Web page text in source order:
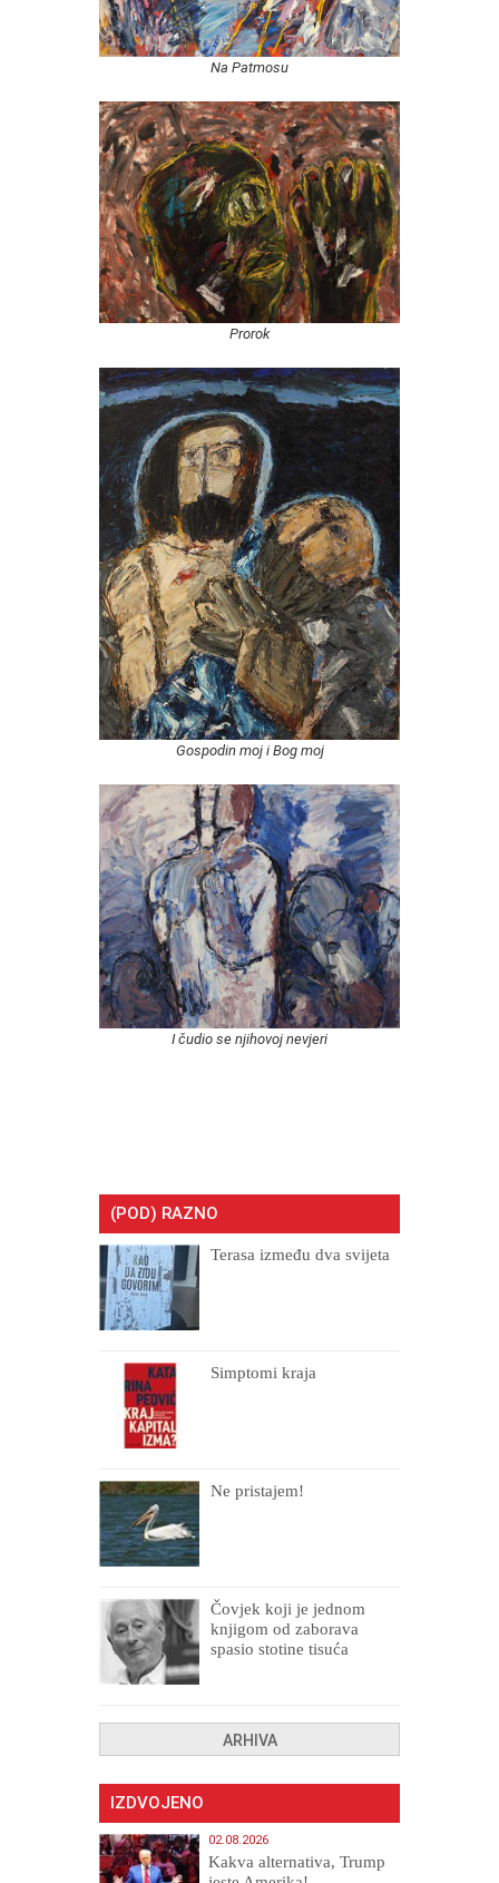
Na Patmosu
Prorok
Gospodin moj i Bog moj
I čudio se njihovoj nevjeri
(POD) RAZNO
Terasa između dva svijeta
Simptomi kraja
Ne pristajem!
Čovjek koji je jednom
knjigom od zaborava
spasio stotine tisuća
ARHIVA
IZDVOJENO
02.08.2026
Kakva alternativa, Trump